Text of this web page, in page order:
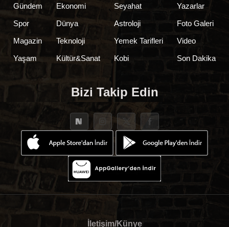
Gündem
Spor
Magazin
Yaşam
Ekonomi
Dünya
Teknoloji
Kültür&Sanat
Seyahat
Astroloji
Yemek Tarifleri
Kobi
Yazarlar
Foto Galeri
Video
Son Dakika
Bizi Takip Edin
İletişim/Künye